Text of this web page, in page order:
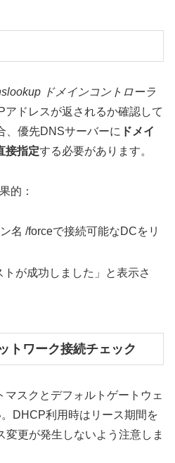
ドメインコントローラ
アドレスが返されるか確認して
、優先DNSサーバーに ドメイ
接指定する必要があります。
的：
名 /forceで接続可能なDCをリ
が成功しました」と表示さ
トワーク接続チェック
スクとデフォルトゲートウェ
DHCP利用時はリース期間を
変更が発生しないよう注意しま